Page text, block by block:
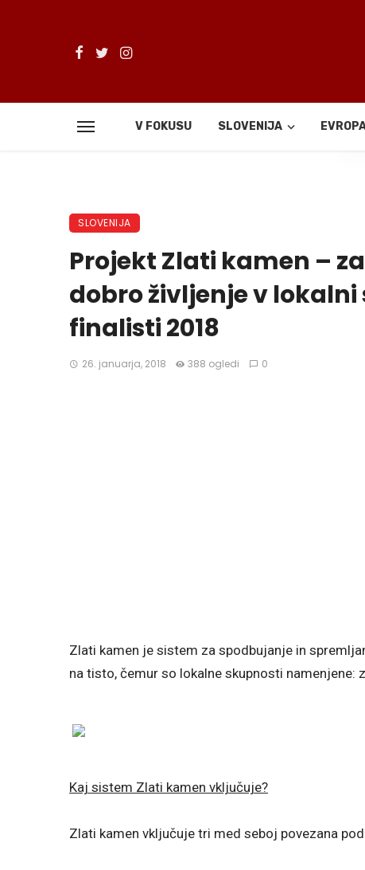
V FOKUSU SLOVENIJA Deli
SLOVENIJA
Projekt Zlati kamen –
dobro življenje v
finalisti 2018
26. januarja, 2018 388 ogledi 0
Zlati kamen je sistem za spodbujanje in
na tisto, čemur so lokalne skupnosti
Kaj sistem Zlati kamen vključuje?
Zlati kamen vključuje tri med seboj povezana